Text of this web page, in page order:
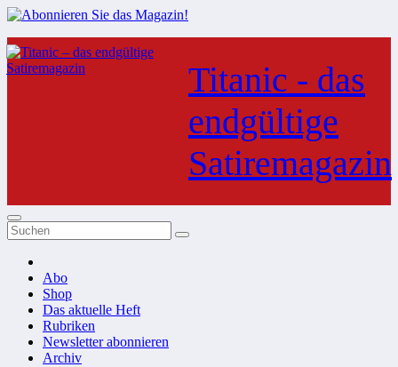
Zum
Inhalt
springen
Titanic - das
endgültige
Satiremagazin
Abo
Shop
Das aktuelle Heft
Rubriken
Newsletter abonnieren
Archiv